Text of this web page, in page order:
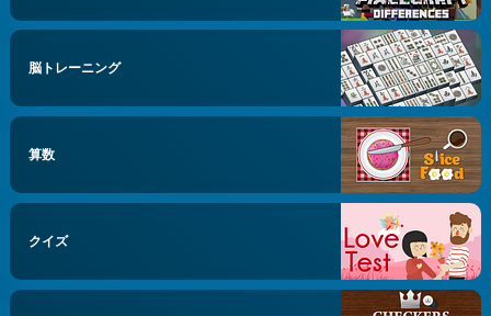
脳トレーニング
算数
クイズ